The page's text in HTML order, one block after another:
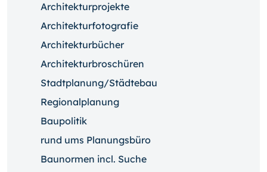
Architekturprojekte
Architekturfotografie
Architekturbücher
Architekturbroschüren
Stadtplanung/Städtebau
Regionalplanung
Baupolitik
rund ums Planungsbüro
Baunormen incl. Suche